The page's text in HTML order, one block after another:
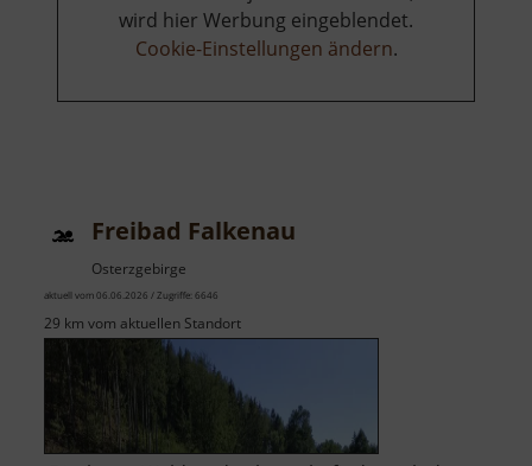
wird hier Werbung eingeblendet.
Cookie-Einstellungen ändern.
Freibad Falkenau
Osterzgebirge
aktuell vom 06.06.2026 / Zugriffe: 6646
29 km vom aktuellen Standort